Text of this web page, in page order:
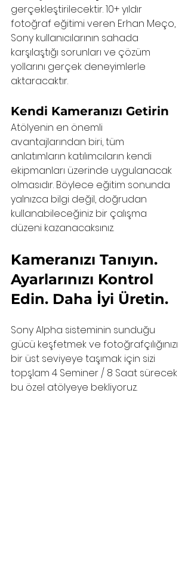
gerçekleştirilecektir. 10+ yıldır
fotoğraf eğitimi veren Erhan Meço,
Sony kullanıcılarının sahada
karşılaştığı sorunları ve çözüm
yollarını gerçek deneyimlerle
aktaracaktır.
Kendi Kameranızı Getirin
Atölyenin en önemli
avantajlarından biri, tüm
anlatımların katılımcıların kendi
ekipmanları üzerinde uygulanacak
olmasıdır. Böylece eğitim sonunda
yalnızca bilgi değil, doğrudan
kullanabileceğiniz bir çalışma
düzeni kazanacaksınız.
Kameranızı Tanıyın.
Ayarlarınızı Kontrol
Edin. Daha İyi Üretin.
Sony Alpha sisteminin sunduğu
gücü keşfetmek ve fotoğrafçılığınızı
bir üst seviyeye taşımak için sizi
topşlam 4 Seminer / 8 Saat sürecek
bu özel atölyeye bekliyoruz.